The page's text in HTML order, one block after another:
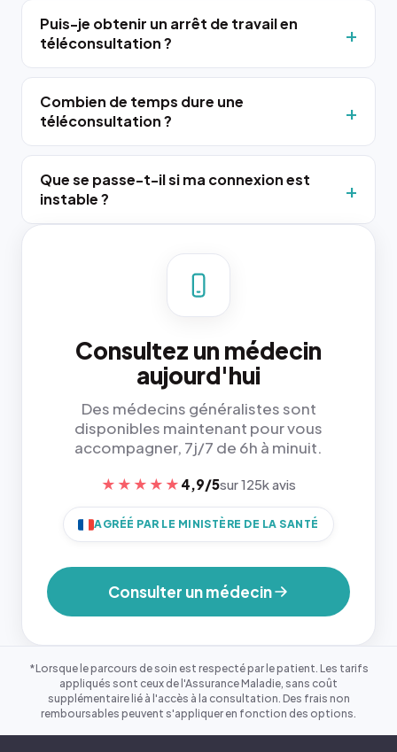
Puis-je obtenir un arrêt de travail en
téléconsultation ?
Combien de temps dure une
téléconsultation ?
Que se passe-t-il si ma connexion est
instable ?
Consultez un médecin
aujourd'hui
Des médecins généralistes sont
disponibles maintenant pour vous
accompagner, 7j/7 de 6h à minuit.
★★★★★ 4,9/5sur 125k avis
AGRÉÉ PAR LE MINISTÈRE DE LA SANTÉ
Consulter un médecin
*Lorsque le parcours de soin est respecté par le patient. Les tarifs
appliqués sont ceux de l'Assurance Maladie, sans coût
supplémentaire lié à l'accès à la consultation. Des frais non
remboursables peuvent s'appliquer en fonction des options.